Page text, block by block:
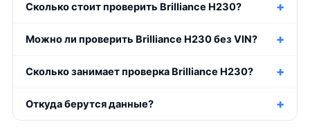
Сколько стоит проверить Brilliance H230?
Можно ли проверить Brilliance H230 без VIN?
Сколько занимает проверка Brilliance H230?
Откуда берутся данные?